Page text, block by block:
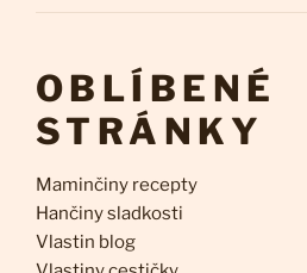
OBLÍBENÉ
STRÁNKY
Maminčiny recepty
Hančiny sladkosti
Vlastin blog